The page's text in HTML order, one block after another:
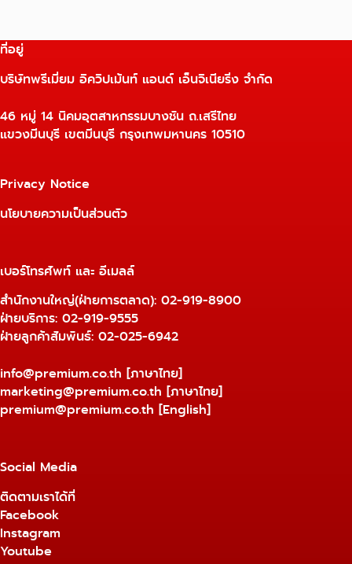
ที่อยู่
บริษัทพรีเมี่ยม อิควิปเม้นท์ แอนด์ เอ็นจิเนียริ่ง จำกัด
46 หมู่ 14 นิคมอุตสาหกรรมบางชัน ถ.เสรีไทย
แขวงมีนบุรี เขตมีนบุรี กรุงเทพมหานคร 10510
Privacy Notice
นโยบายความเป็นส่วนตัว
เบอร์โทรศัพท์ และ อีเมลล์
สำนักงานใหญ่(ฝ่ายการตลาด): 02-919-8900
ฝ่ายบริการ: 02-919-9555
ฝ่ายลูกค้าสัมพันธ์: 02-025-6942
info@premium.co.th [ภาษาไทย]
marketing@premium.co.th [ภาษาไทย]
premium@premium.co.th [English]
Social Media
ติดตามเราได้ที่
Facebook
Instagram
Youtube